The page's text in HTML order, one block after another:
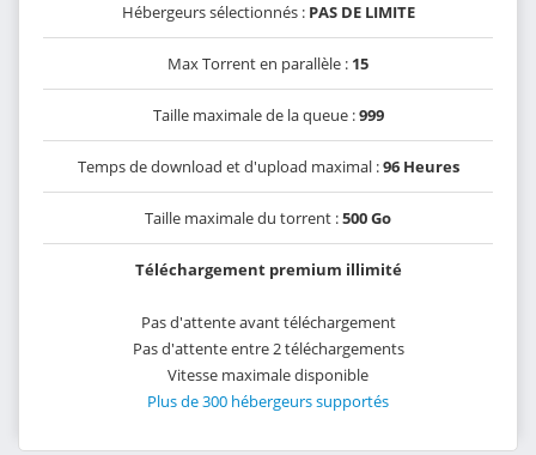
Hébergeurs sélectionnés : PAS DE LIMITE
Max Torrent en parallèle : 15
Taille maximale de la queue :999
Temps de download et d'upload maximal :96 Heures
Taille maximale du torrent :500 Go
Téléchargement premium illimité
Pas d'attente avant téléchargement
Pas d'attente entre 2 téléchargements
Vitesse maximale disponible
Plus de 300 hébergeurs supportés